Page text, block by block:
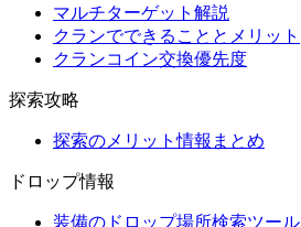
マルチターゲット解説
クランでできることとメリット
クランコイン交換優先度
探索攻略
探索のメリット情報まとめ
ドロップ情報
装備のドロップ場所検索ツール